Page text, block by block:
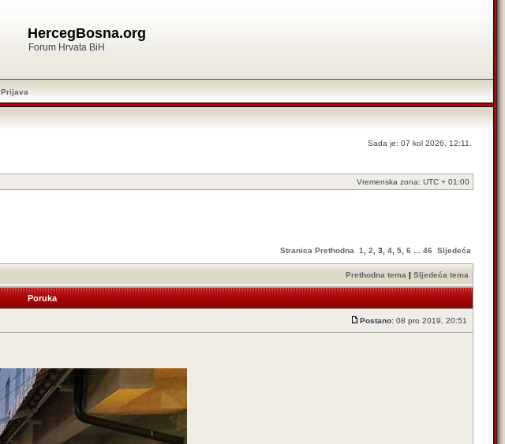
HercegBosna.org
Forum Hrvata BiH
Prijava
Sada je: 07 kol 2026, 12:11.
Vremenska zona: UTC + 01:00
Stranica Prethodna 1 2 3 4 5 6 46 Sljedeća
Prethodna tema | Sljedeća tema
Poruka
Postano: 08 pro 2019, 20:51